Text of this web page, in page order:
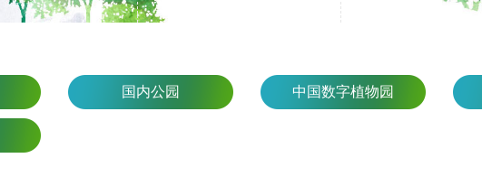
国内公园 中国数字植物园